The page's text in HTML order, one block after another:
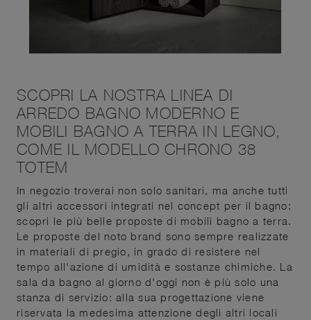
SCOPRI LA NOSTRA LINEA DI
ARREDO BAGNO MODERNO E
MOBILI BAGNO A TERRA IN LEGNO,
COME IL MODELLO CHRONO 38
TOTEM
In negozio troverai non solo sanitari, ma anche tutti
gli altri accessori integrati nel concept per il bagno:
scopri le più belle proposte di mobili bagno a terra.
Le proposte del noto brand sono sempre realizzate
in materiali di pregio, in grado di resistere nel
tempo all'azione di umidità e sostanze chimiche. La
sala da bagno al giorno d'oggi non è più solo una
stanza di servizio: alla sua progettazione viene
riservata la medesima attenzione degli altri locali